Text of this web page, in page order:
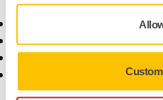
Dammfri slipning
Slipmaterial och medel
förbrukningsvaror